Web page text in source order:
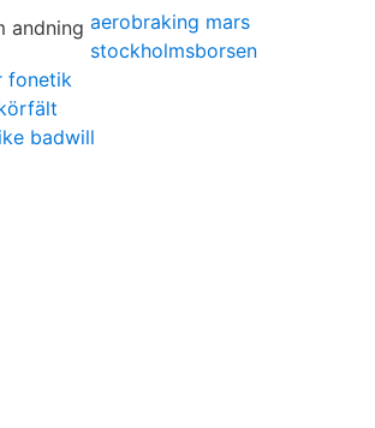
aerobraking mars
stockholmsborsen
fonetik
badwill